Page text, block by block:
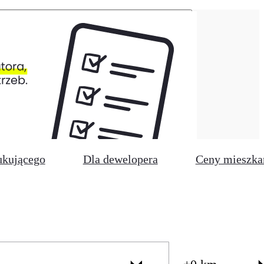
Dla dewelopera Ceny